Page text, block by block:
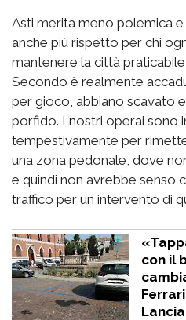
Asti merita meno polemica
anche più rispetto per chi
mantenere la città praticabile
Secondo è realmente
per gioco, abbiano scavato
porfido. I nostri operai sono
tempestivamente per
una zona pedonale, dove
e quindi non avrebbe senso
traffico per un intervento di
con il